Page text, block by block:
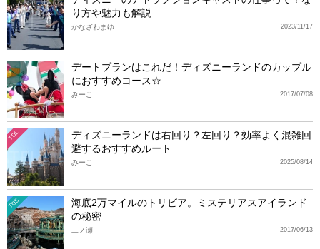
り方や魅力も解説
2023/11/17
かなざわまゆ
デートプランはこれだ！ディズニーランドのカップル
におすすめコース☆
2017/07/08
みーこ
TDL
ディズニーランドは右回り？左回り？効率よく混雑回
避するおすすめルート
2025/08/14
みーこ
TDS
海底2万マイルのトリビア。ミステリアスアイランド
の秘密
2017/06/13
二ノ瀬